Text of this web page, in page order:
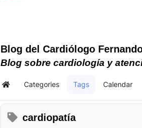
Blog del Cardiólogo
Blog sobre cardiología y
Home Categories Tags Calendar
cardiopatía